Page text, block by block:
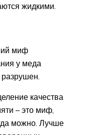
жидкими.
миф
у меда
качества
– это миф,
можно. Лучше